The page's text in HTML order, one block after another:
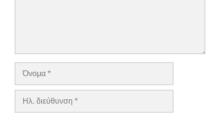
Όνομα
Ηλ.